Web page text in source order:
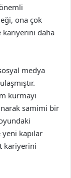
ona çok
kariyerini daha
medya
kurmayı
samimi bir
kapılar
kariyerini